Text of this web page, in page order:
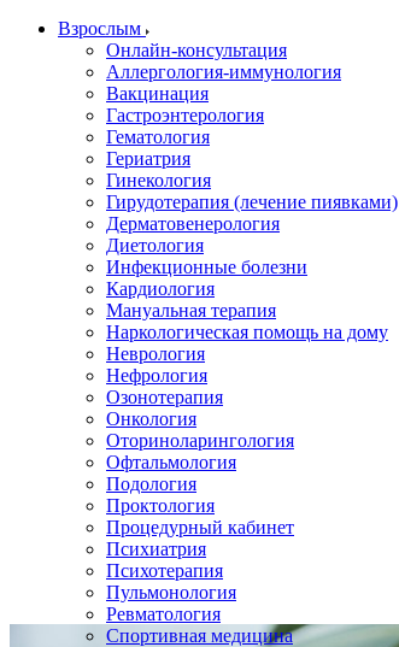
Взрослым
Онлайн-консультация
Аллергология-иммунология
Вакцинация
Гастроэнтерология
Гематология
Гериатрия
Гинекология
Гирудотерапия (лечение пиявками)
Дерматовенерология
Диетология
Инфекционные болезни
Кардиология
Мануальная терапия
Наркологическая помощь на дому
Неврология
Нефрология
Озонотерапия
Онкология
Оториноларингология
Офтальмология
Подология
Проктология
Процедурный кабинет
Психиатрия
Психотерапия
Пульмонология
Ревматология
Спортивная медицина